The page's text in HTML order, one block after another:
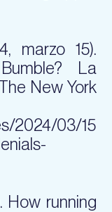
marzo 15).
La
New York
2024/03/15
How running